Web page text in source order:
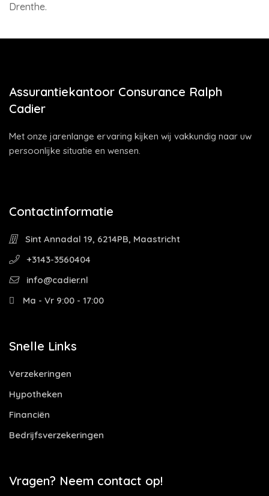
Drenthe.
Assurantiekantoor Consurance Ralph
Cadier
Met onze jarenlange ervaring kijken wij vakkundig naar uw
persoonlijke situatie en wensen.
Contactinformatie
Sint Annadal 19, 6214PB, Maastricht
+3143-3560404
info@cadier.nl
Ma - Vr 9:00 - 17:00
Snelle Links
Verzekeringen
Hypotheken
Financiën
Bedrijfsverzekeringen
Vragen? Neem contact op!